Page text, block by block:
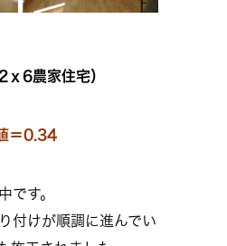
6農家住宅）
＝0.34
です。
付けが順調に進んでい